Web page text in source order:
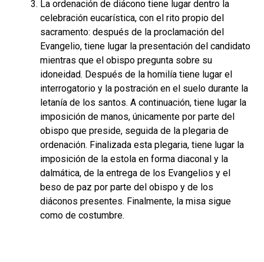
La ordenación de diácono tiene lugar dentro la
celebración eucarística, con el rito propio del
sacramento: después de la proclamación del
Evangelio, tiene lugar la presentación del candidato
mientras que el obispo pregunta sobre su
idoneidad. Después de la homilía tiene lugar el
interrogatorio y la postración en el suelo durante la
letanía de los santos. A continuación, tiene lugar la
imposición de manos, únicamente por parte del
obispo que preside, seguida de la plegaria de
ordenación. Finalizada esta plegaria, tiene lugar la
imposición de la estola en forma diaconal y la
dalmática, de la entrega de los Evangelios y el
beso de paz por parte del obispo y de los
diáconos presentes. Finalmente, la misa sigue
como de costumbre.